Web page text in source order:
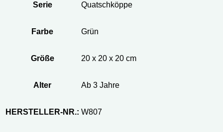
Serie Quatschköppe
Farbe Grün
Größe 20 x 20 x 20 cm
Alter Ab 3 Jahre
HERSTELLER-NR.: ‎W807